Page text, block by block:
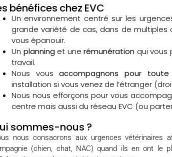
bénéfices chez EVC
Un environnement centré sur les
grande variété de cas, dans de
vous épanouir.
Un planninget unerémunération qui vous
travail.
Nous vousaccompagnons pour
installation si vous venez de l’étranger
Nous nous efforçons pour vous
centre mais aussi du réseau EVC (ou
sommes-nous ?
nous consacrons aux urgences
(chien, chat, NAC) quand ils en ont le